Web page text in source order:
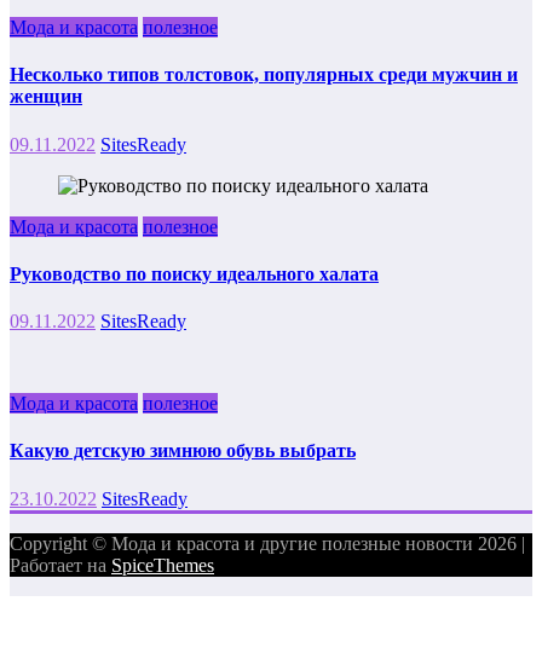
Мода и красота полезное
Несколько типов толстовок, популярных среди мужчин и
женщин
09.11.2022 SitesReady
Мода и красота полезное
Руководство по поиску идеального халата
09.11.2022 SitesReady
Мода и красота полезное
Какую детскую зимнюю обувь выбрать
23.10.2022 SitesReady
Copyright © Мода и красота и другие полезные новости 2026 |
Работает на SpiceThemes